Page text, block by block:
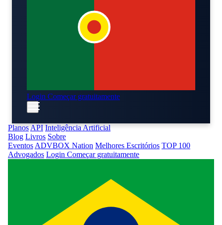
Login Começar gratuitamente
PlanosAPI Inteligência Artificial
Blog Livros Sobre
Eventos ADVBOX Nation Melhores Escritórios TOP 100
Advogados Login Começar gratuitamente